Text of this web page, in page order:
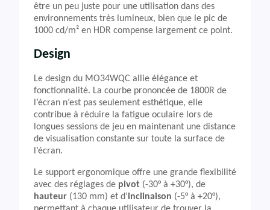
être un peu juste pour une utilisation dans des
environnements très lumineux, bien que le pic de
1000 cd/m² en HDR compense largement ce point.
Design
Le design du MO34WQC allie élégance et
fonctionnalité. La courbe prononcée de 1800R de
l’écran n’est pas seulement esthétique, elle
contribue à réduire la fatigue oculaire lors de
longues sessions de jeu en maintenant une distance
de visualisation constante sur toute la surface de
l’écran.
Le support ergonomique offre une grande flexibilité
avec des réglages de pivot (-30° à +30°), de
hauteur (130 mm) et d’inclinaison (-5° à +20°),